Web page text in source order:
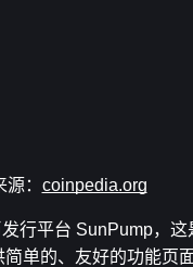
： coinpedia.org
行平台 SunPump，
单的、友好的功能页